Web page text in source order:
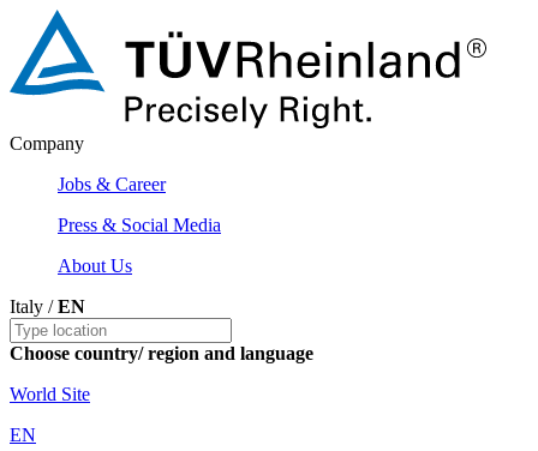
Company
Jobs & Career
Press & Social Media
About Us
Italy /EN
Choose country/ region and language
World Site
EN